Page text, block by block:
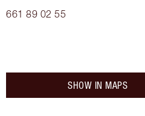
661 89 02 55
SHOW IN MAPS